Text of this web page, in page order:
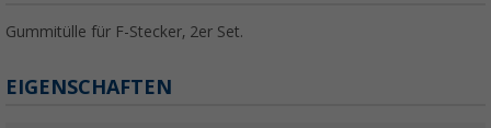
Gummitülle für F-Stecker, 2er Set.
EIGENSCHAFTEN